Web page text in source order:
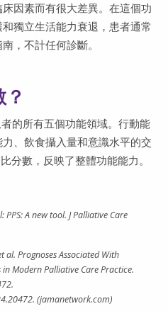
因素而有很大差異。在這個功
獨立生活能力衰退，患者通常
，不計任何診斷。
的所有五個功能領域。行動能
、飲食攝入量和意識水平的交
分數，反映了整體功能能力。
PPS: A new tool. J Palliative Care
al. Prognoses Associated With
Modern Palliative Care Practice.
(jamanetwork.com)